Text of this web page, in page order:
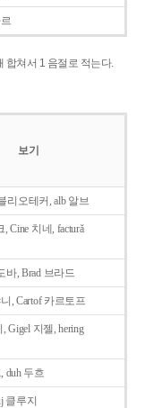
합쳐서 1 음절로 적는다.
보기
리오테커, alb 알브
, Cine 치네, facturǎ
바, Brad 브라드
, Cartof 카르토프
Gigel 지젤, hering
duh 두흐
클루지